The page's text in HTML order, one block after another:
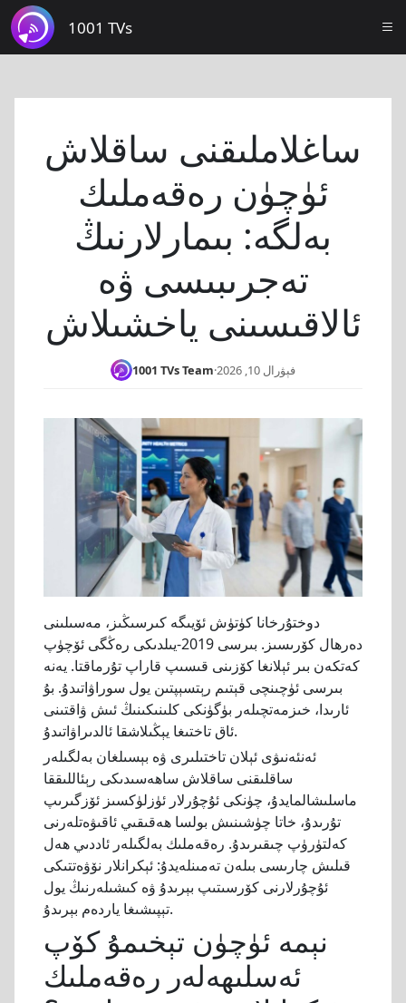
1001 TVs
ساغلاملىقنى ساقلاش
ئۈچۈن رەقەملىك
بەلگە: بىمارلارنىڭ
تەجرىبىسى ۋە
ئالاقىسىنى ياخشىلاش
1001 TVs Team· فېۋرال 10, 2026
دوختۇرخانا كۈتۈش ئۆيىگە كىرسىڭىز، مەسىلىنى
دەرھال كۆرىسىز. بىرسى 2019-يىلدىكى رەڭگى ئۆچۈپ
كەتكەن بىر ئېلانغا كۆزىنى قىسىپ قاراپ تۇرماقتا. يەنە
بىرسى ئۈچىنچى قېتىم رېتسېپتىن يول سوراۋاتىدۇ. بۇ
ئارىدا، خىزمەتچىلەر بۈگۈنكى كلىنىكىنىڭ ئىش ۋاقتىنى
ئاق تاختىغا يېڭىلاشقا ئالدىراۋاتىدۇ.
ئەنئەنىۋى ئېلان تاختىلىرى ۋە بېسىلغان بەلگىلەر
ساقلىقنى ساقلاش ساھەسىدىكى رېئاللىققا
ماسلىشالمايدۇ، چۈنكى ئۇچۇرلار ئۈزلۈكسىز ئۆزگىرىپ
تۇرىدۇ، خاتا چۈشىنىش بولسا ھەقىقىي ئاقىۋەتلەرنى
كەلتۈرۈپ چىقىرىدۇ. رەقەملىك بەلگىلەر ئاددىي ھەل
قىلىش چارىسى بىلەن تەمىنلەيدۇ: ئېكرانلار نۆۋەتتىكى
ئۇچۇرلارنى كۆرسىتىپ بېرىدۇ ۋە كىشىلەرنىڭ يول
تېپىشىغا ياردەم بېرىدۇ.
نېمە ئۈچۈن تېخىمۇ كۆپ
ئەسلىھەلەر رەقەملىك